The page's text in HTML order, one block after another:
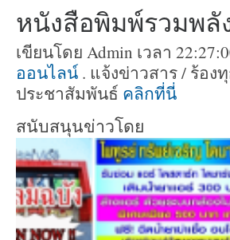
หนังสือพิมพ์รวมพลั
เขียนโดย Admin เวลา
ออนไลน์ . แจ้งข่าวสาร / ร้อ
ประชาสัมพันธ์ คลิกที่นี่
สนับสนุนข่าวโดย